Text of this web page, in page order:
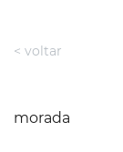
< voltar
morada